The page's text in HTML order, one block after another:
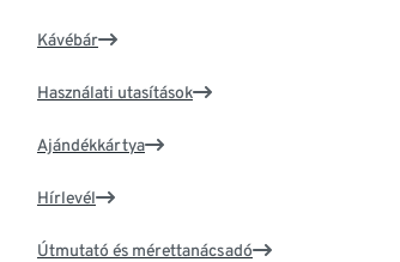
Kávébár
Használati utasítások
Ajándékkártya
Hírlevél
Útmutató és mérettanácsadó